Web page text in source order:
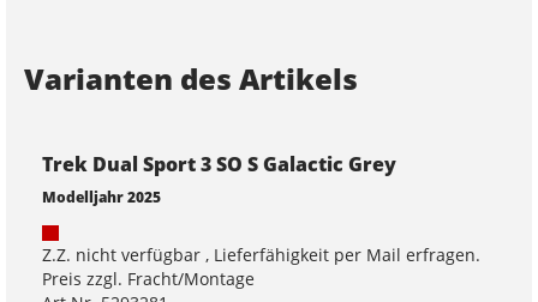
Varianten des Artikels
Trek Dual Sport 3 SO S Galactic Grey
Modelljahr 2025
Z.Z. nicht verfügbar , Lieferfähigkeit per Mail erfragen.
Preis zzgl. Fracht/Montage